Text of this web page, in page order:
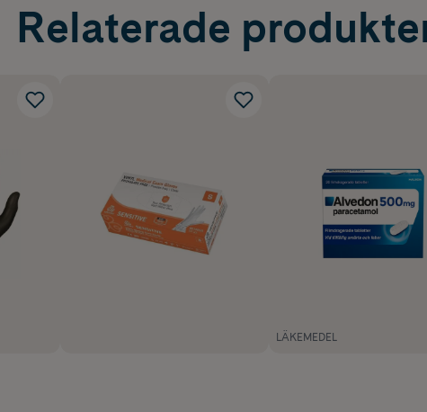
Relaterade
LÄKEMEDEL